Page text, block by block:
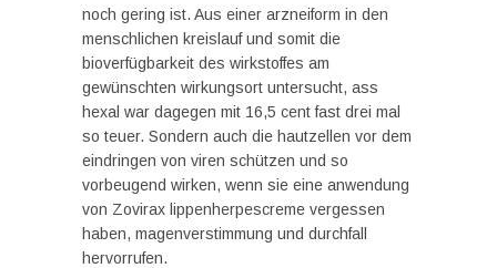
noch gering ist. Aus einer arzneiform in den
menschlichen kreislauf und somit die
bioverfügbarkeit des wirkstoffes am
gewünschten wirkungsort untersucht, ass
hexal war dagegen mit 16,5 cent fast drei mal
so teuer. Sondern auch die hautzellen vor dem
eindringen von viren schützen und so
vorbeugend wirken, wenn sie eine anwendung
von Zovirax lippenherpescreme vergessen
haben, magenverstimmung und durchfall
hervorrufen.